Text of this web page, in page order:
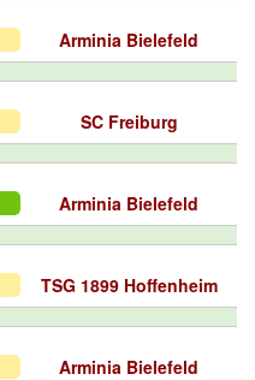
Arminia Bielefeld
SC Freiburg
Arminia Bielefeld
TSG 1899 Hoffenheim
Arminia Bielefeld